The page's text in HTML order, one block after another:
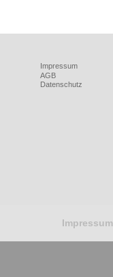
Impressum
AGB
Datenschutz
Impressum